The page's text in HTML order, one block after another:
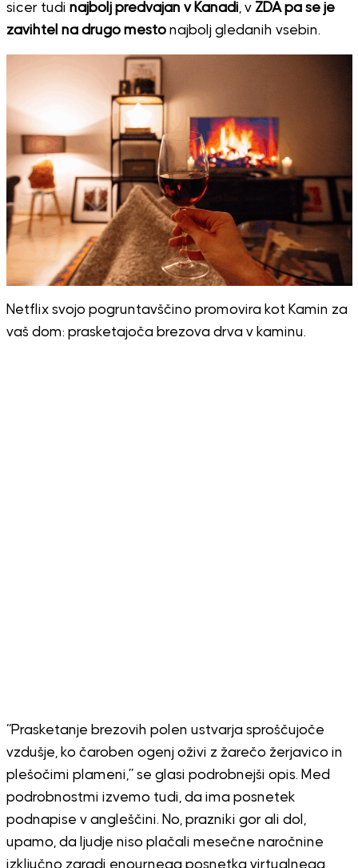
sicer tudi najbolj predvajan v Kanadi, v ZDA pa se je
zavihtel na drugo mestonajbolj gledanih vsebin.
Netflix svojo pogruntavščino promovira kot Kamin za
vaš dom: prasketajoča brezova drva v kaminu.
“Prasketanje brezovih polen ustvarja sproščujoče
vzdušje, ko čaroben ogenj oživi z žarečo žerjavico in
plešočimi plameni,” se glasi podrobnejši opis. Med
podrobnostmi izvemo tudi, da ima posnetek
podnapise v angleščini. No, prazniki gor ali dol,
upamo, da ljudje niso plačali mesečne naročnine
izključno zaradi enournega posnetka virtualnega